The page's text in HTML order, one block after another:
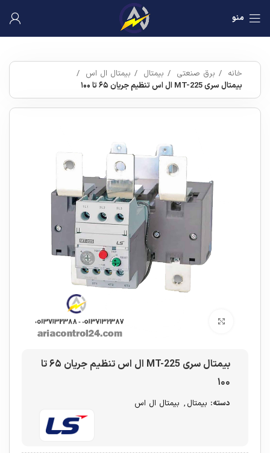
منو
خانه برق صنعتی بیمتال
بیمتال ال اس
بیمتال سری MT-225 ال اس تنظیم جریان ۶۵ تا ۱۰۰
بیمتال سری MT-225 ال اس تنظیم جریان ۶۵ تا
۱۰۰
دسته: بیمتال , بیمتال ال اس